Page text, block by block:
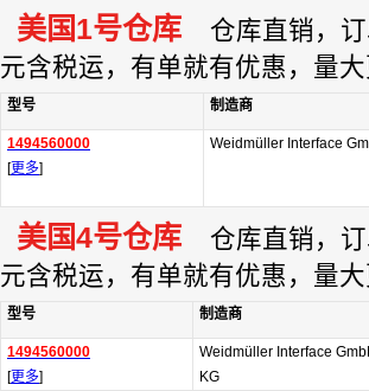
美国1号仓库 仓库直销，订
元含税运，有单就有优惠，量
型号 制造商
1494560000
[更多]
Weidmüller Interface
美国4号仓库 仓库直销，订
元含税运，有单就有优惠，量
型号 制造商
1494560000
[更多]
Weidmüller Interface
KG